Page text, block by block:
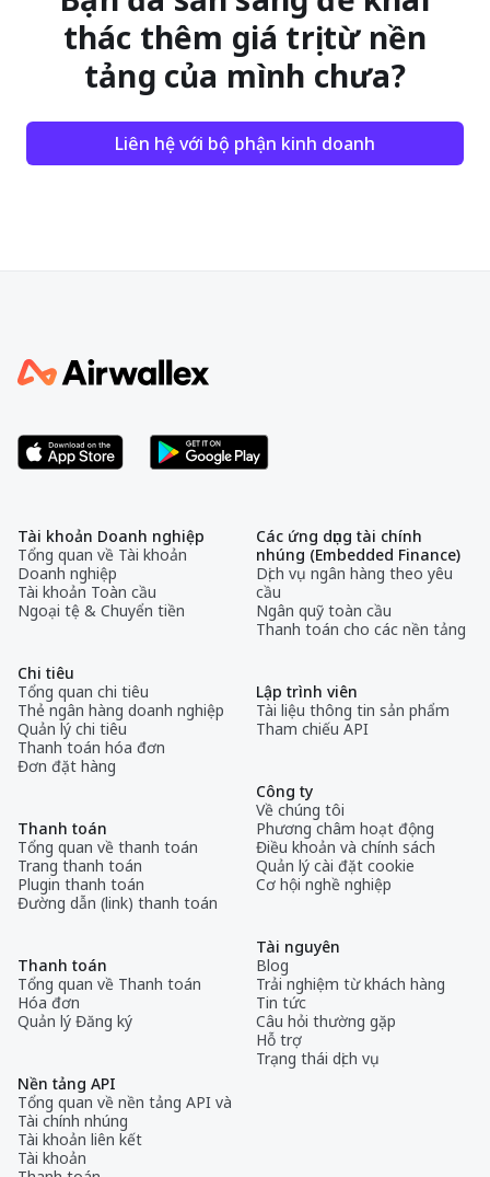
thác thêm giá trị từ nền
tảng của mình chưa?
Liên hệ với bộ phận kinh doanh
Tài khoản Doanh nghiệp
Tổng quan về Tài khoản
Doanh nghiệp
Tài khoản Toàn cầu
Ngoại tệ & Chuyển tiền
Chi tiêu
Tổng quan chi tiêu
Thẻ ngân hàng doanh nghiệp
Quản lý chi tiêu
Thanh toán hóa đơn
Đơn đặt hàng
Thanh toán
Tổng quan về thanh toán
Trang thanh toán
Plugin thanh toán
Đường dẫn (link) thanh toán
Thanh toán
Tổng quan về Thanh toán
Hóa đơn
Quản lý Đăng ký
Nền tảng API
Tổng quan về nền tảng API và
Tài chính nhúng
Tài khoản liên kết
Tài khoản
Các ứng dụng tài chính
nhúng (Embedded Finance)
Dịch vụ ngân hàng theo yêu
cầu
Ngân quỹ toàn cầu
Thanh toán cho các nền tảng
Lập trình viên
Tài liệu thông tin sản phẩm
Tham chiếu API
Công ty
Về chúng tôi
Phương châm hoạt động
Điều khoản và chính sách
Quản lý cài đặt cookie
Cơ hội nghề nghiệp
Tài nguyên
Blog
Trải nghiệm từ khách hàng
Tin tức
Câu hỏi thường gặp
Hỗ trợ
Trạng thái dịch vụ